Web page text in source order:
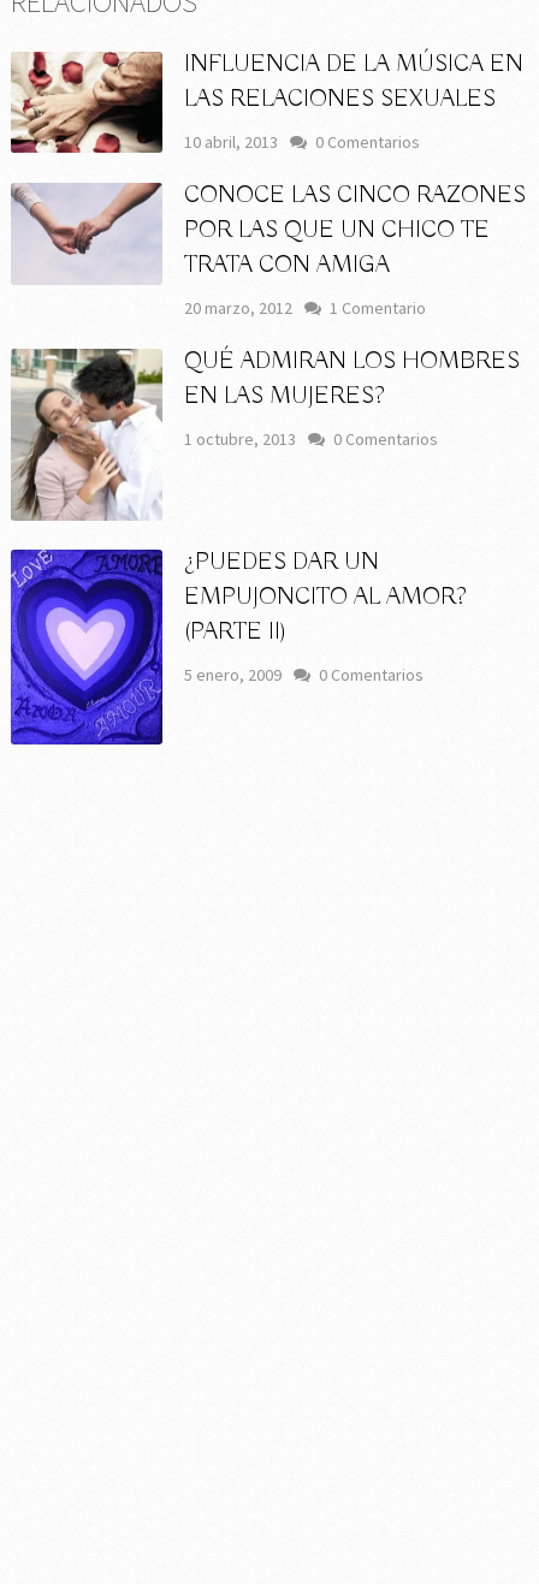
INFLUENCIA DE LA MÚSICA EN
LAS RELACIONES SEXUALES
10 abril, 2013 0 Comentarios
CONOCE LAS CINCO RAZONES
POR LAS QUE UN CHICO TE
TRATA CON AMIGA
20 marzo, 2012 1 Comentario
QUÉ ADMIRAN LOS HOMBRES
EN LAS MUJERES?
1 octubre, 2013 0 Comentarios
¿PUEDES DAR UN
EMPUJONCITO AL AMOR?
(PARTE II)
5 enero, 2009 0 Comentarios